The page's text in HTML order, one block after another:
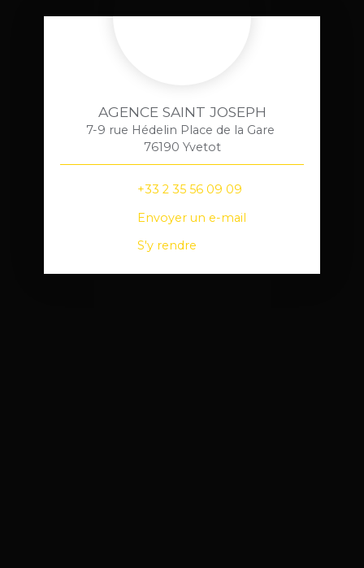
AGENCE SAINT JOSEPH
7-9 rue Hédelin Place de la Gare
76190 Yvetot
+33 2 35 56 09 09
Envoyer un e-mail
S'y rendre